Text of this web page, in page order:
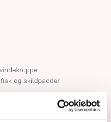
og skildpadder